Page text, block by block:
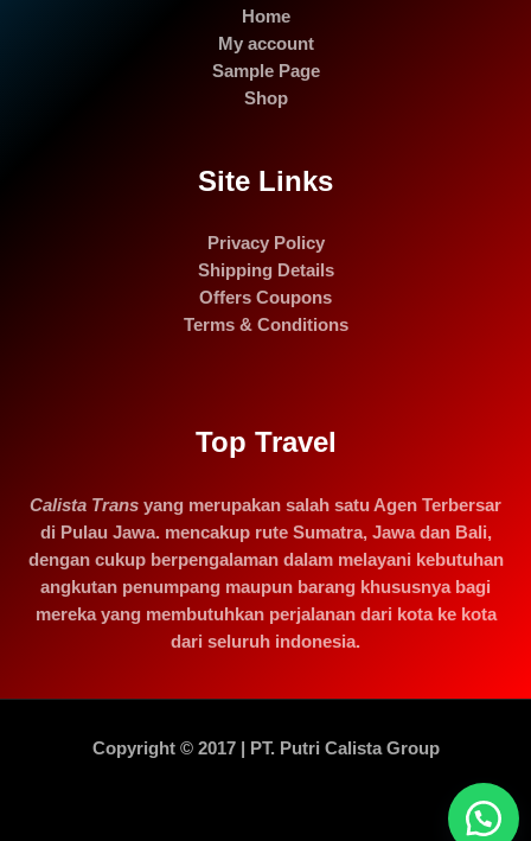
Home
My account
Sample Page
Shop
Site Links
Privacy Policy
Shipping Details
Offers Coupons
Terms & Conditions
Top Travel
Calista Trans yang merupakan salah satu Agen Terbersar
di Pulau Jawa. mencakup rute Sumatra, Jawa dan Bali,
dengan cukup berpengalaman dalam melayani kebutuhan
angkutan penumpang maupun barang khususnya bagi
mereka yang membutuhkan perjalanan dari kota ke kota
dari seluruh indonesia.
Copyright © 2017 | PT. Putri Calista Group